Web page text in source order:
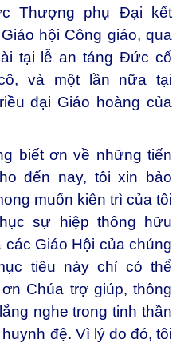
Thượng phụ Đại kết
hội Công giáo, qua
tại lễ an táng Đức cố
và một lần nữa tại
đại Giáo hoàng của
biết ơn về những tiến
đến nay, tôi xin bảo
muốn kiên trì của tôi
sự hiệp thông hữu
Giáo Hội của chúng
tiêu này chỉ có thể
Chúa trợ giúp, thông
nghe trong tinh thần
đệ. Vì lý do đó, tôi